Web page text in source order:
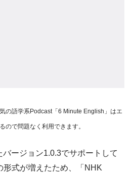
の語学系Podcast「6 Minute English」はエ
ので問題なく利用できます。
バージョン1.0.3でサポートして
形式が増えたため、「NHK